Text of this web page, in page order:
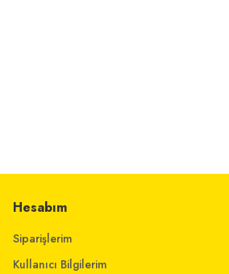
Hesabım
Siparişlerim
Kullanıcı Bilgilerim